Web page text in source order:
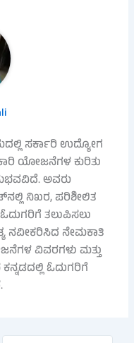
ಸರ್ಕಾರಿ ಉದ್ಯೋಗ
ಯೋಜನೆಗಳ ಕುರಿತು
ಅವರು
ನಿಖರ, ಪರಿಶೀಲಿತ
ತಲುಪಿಸಲು
ನವೀಕರಿಸಿದ ನೇಮಕಾತಿ
ವಿವರಗಳು ಮತ್ತು
ಓದುಗರಿಗೆ